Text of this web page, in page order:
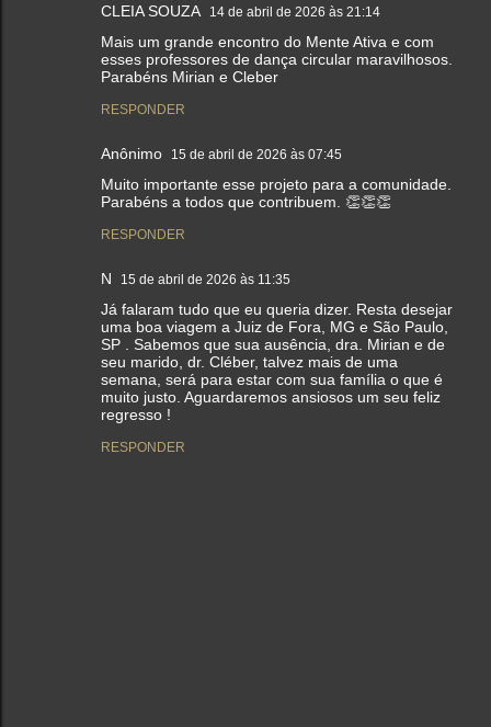
CLEIA SOUZA 14 de abril de 2026 às 21:14
Mais um grande encontro do Mente Ativa e com
esses professores de dança circular maravilhosos.
Parabéns Mirian e Cleber
RESPONDER
Anônimo 15 de abril de 2026 às 07:45
Muito importante esse projeto para a comunidade.
Parabéns a todos que contribuem. 👏👏👏
RESPONDER
N 15 de abril de 2026 às 11:35
Já falaram tudo que eu queria dizer. Resta desejar
uma boa viagem a Juiz de Fora, MG e São Paulo,
SP . Sabemos que sua ausência, dra. Mirian e de
seu marido, dr. Cléber, talvez mais de uma
semana, será para estar com sua família o que é
muito justo. Aguardaremos ansiosos um seu feliz
regresso !
RESPONDER